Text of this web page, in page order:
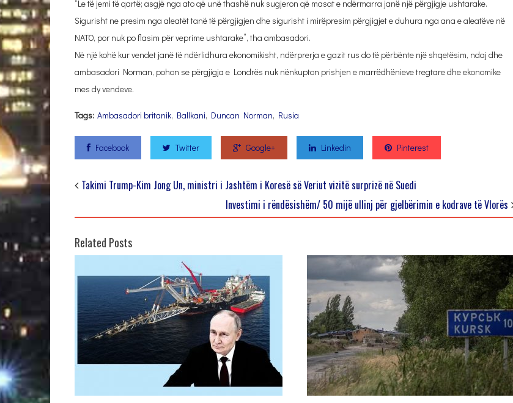
“Le të jemi të qartë; asgjë nga ato që unë thashë nuk sugjeron që masat e ndërmarra janë një përgjigje ushtarake.
Sigurisht ne presim nga aleatët tanë të përgjigjen dhe sigurisht i mirëpresim përgjigjet e duhura nga ana e aleatëve në
NATO, por nuk po flasim për veprime ushtarake”, tha ambasadori.
Në një kohë kur vendet janë të ndërlidhura ekonomikisht, ndërprerja e gazit rus do të përbënte një shqetësim, ndaj dhe
ambasadori Norman, pohon se përgjigja e Londrës nuk nënkupton prishjen e marrëdhënieve tregtare dhe ekonomike
mes dy vendeve.
Tags: Ambasadori britanik, Ballkani, Duncan Norman, Rusia
Facebook Twitter Google+ Linkedin Pinterest
Takimi Trump-Kim Jong Un, ministri i Jashtëm i Koresë së Veriut vizitë surprizë në Suedi
Investimi i rëndësishëm/ 50 mijë ullinj për gjelbërimin e kodrave të Vlorës
Related Posts